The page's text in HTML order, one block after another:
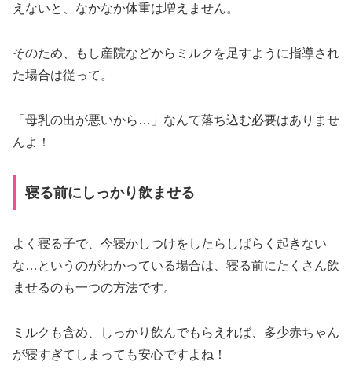
えないと、なかなか体重は増えません。
そのため、もし産院などからミルクを足すように指導され
た場合は従って。
「母乳の出が悪いから…」なんて落ち込む必要はありませ
んよ！
寝る前にしっかり飲ませる
よく寝る子で、今寝かしつけをしたらしばらく起きない
な…というのがわかっている場合は、寝る前にたくさん飲
ませるのも一つの方法です。
ミルクも含め、しっかり飲んでもらえれば、多少赤ちゃん
が寝すぎてしまっても安心ですよね！